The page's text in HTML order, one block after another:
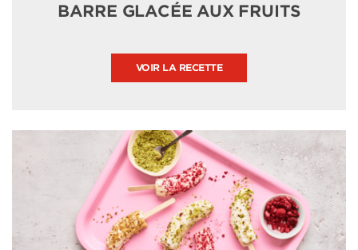
BARRE GLACÉE AUX FRUITS
VOIR LA RECETTE